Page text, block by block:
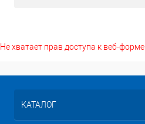
Не хватает прав доступа к веб-форме.
КАТАЛОГ